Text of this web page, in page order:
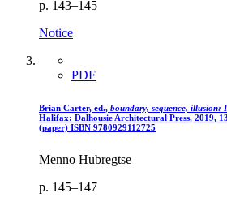
p. 143–145
Notice
PDF
Brian Carter, ed., boundary, sequence, illusion:
Halifax: Dalhousie Architectural Press, 2019,
(paper) ISBN 9780929112725
Menno Hubregtse
p. 145–147